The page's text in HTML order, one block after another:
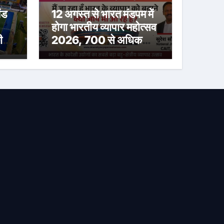
12 अगस्त से भारत मंडपम में
होगा भारतीय व्यापार महोत्सव
2026, 700 से अधिक
स्टॉल होंगे शामिल